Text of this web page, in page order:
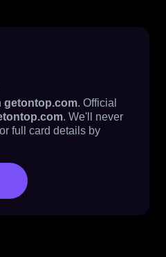
getontop.com. Official
. We'll never
full card details by